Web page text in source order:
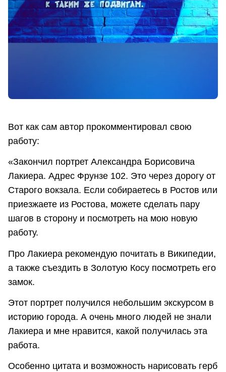
Вот как сам автор прокомментировал свою
работу:
«Закончил портрет Александра Борисовича
Лакиера. Адрес Фрунзе 102. Это через дорогу от
Старого вокзала. Если собираетесь в Ростов или
приезжаете из Ростова, можете сделать пару
шагов в сторону и посмотреть на мою новую
работу.
Про Лакиера рекомендую почитать в Википедии,
а также съездить в Золотую Косу посмотреть его
замок.
Этот портрет получился небольшим экскурсом в
историю города. А очень много людей не знали
Лакиера и мне нравится, какой получилась эта
работа.
Особенно цитата и возможность нарисовать герб